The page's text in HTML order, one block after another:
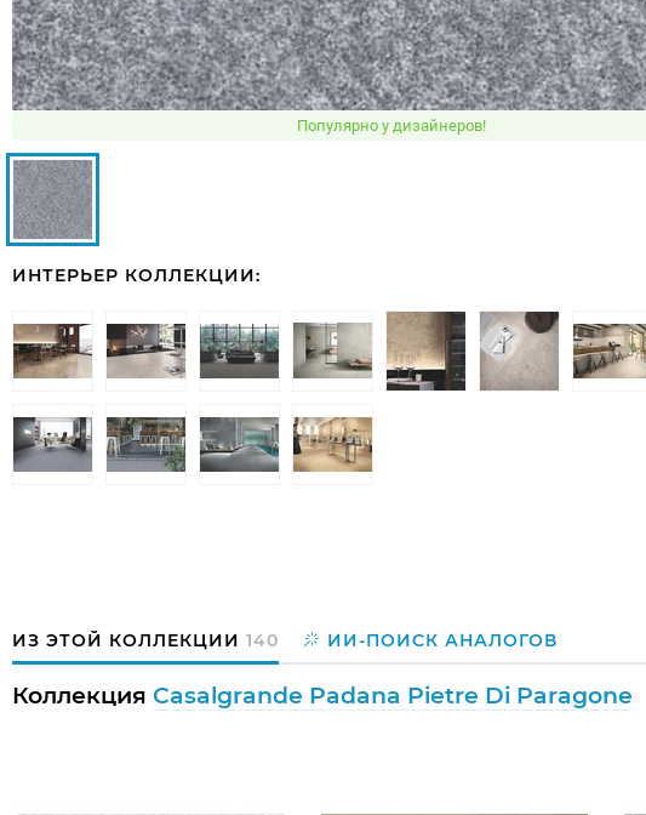
Популярно у дизайнеров!
ИНТЕРЬЕР КОЛЛЕКЦИИ:
ИЗ ЭТОЙ КОЛЛЕКЦИИ 140 ИИ-ПОИСК АНАЛОГОВ
Коллекция Casalgrande Padana Pietre Di Paragone